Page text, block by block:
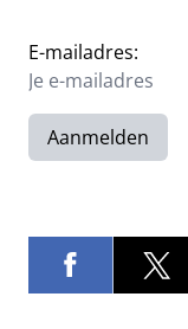
E-mailadres:
Aanmelden